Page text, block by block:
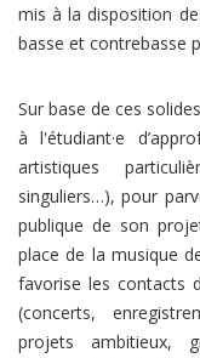
mis à la disposition
basse et contrebasse
Sur base de ces
à l'étudiant·e
artistiques
singuliers…), pour
publique de son
place de la musique
favorise les contacts
(concerts,
projets ambitieux,